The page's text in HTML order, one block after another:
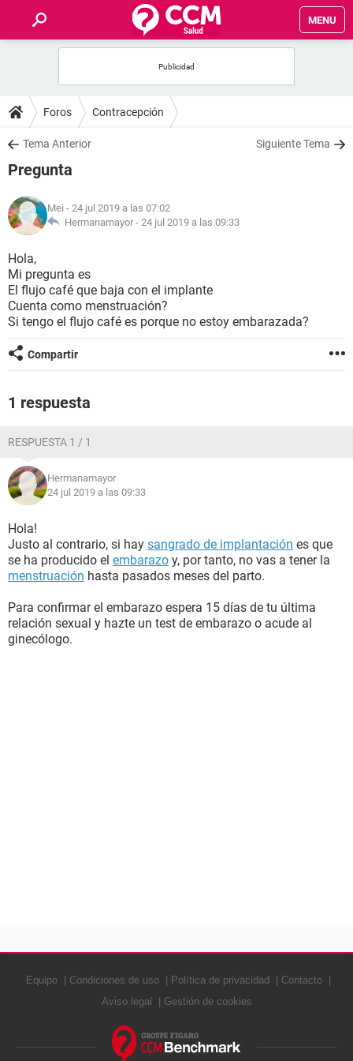
MENU
FOROS
SALUD
FAMILIA
NUTRICIÓN
BIENESTAR
SEXUALIDAD
GLOSARIO
Foros Contracepción
Tema Anterior Siguiente Tema
Pregunta
Mei - 24 jul 2019 a las 07:02
Hermanamayor - 24 jul 2019 a las 09:33
Hola,
Mi pregunta es
El flujo café que baja con el implante
Cuenta como menstruación?
Si tengo el flujo café es porque no estoy embarazada?
Compartir
1 respuesta
RESPUESTA 1 / 1
Hermanamayor
24 jul 2019 a las 09:33
Hola!
Justo al contrario, si hay sangrado de implantación es que
se ha producido el embarazo y, por tanto, no vas a tener la
menstruación hasta pasados meses del parto.
Para confirmar el embarazo espera 15 días de tu última
relación sexual y hazte un test de embarazo o acude al
ginecólogo.
Equipo Condiciones de uso Política de privacidad
Contacto
Aviso legal
Gestión de cookies